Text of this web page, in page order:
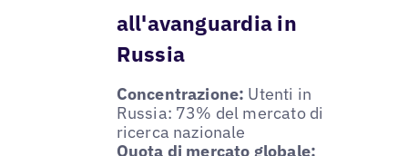
all'avanguardia in
Russia
Concentrazione: Utenti in
Russia: 73% del mercato di
ricerca nazionale
Quota di mercato globale: